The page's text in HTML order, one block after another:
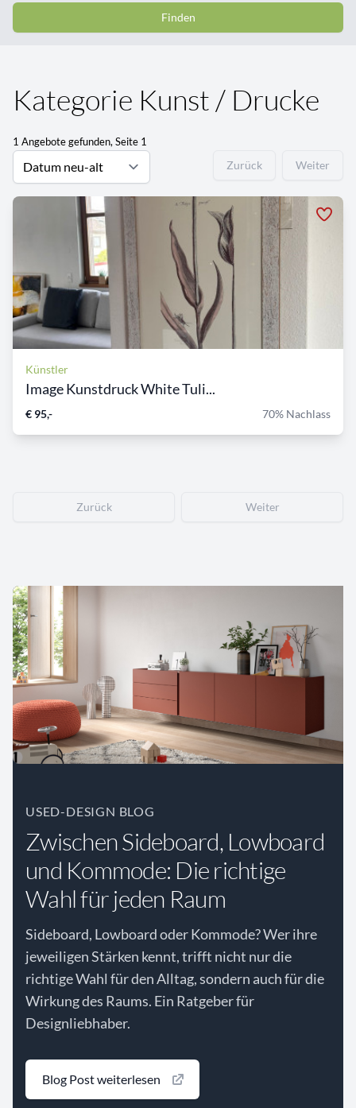
Finden
Kategorie Kunst / Drucke
1 Angebote gefunden, Seite 1
Zurück Weiter
Künstler
Image Kunstdruck White Tuli...
€ 95,- 70% Nachlass
Zurück Weiter
USED-DESIGN BLOG
Zwischen Sideboard, Lowboard
und Kommode: Die richtige
Wahl für jeden Raum
Sideboard, Lowboard oder Kommode? Wer ihre
jeweiligen Stärken kennt, trifft nicht nur die
richtige Wahl für den Alltag, sondern auch für die
Wirkung des Raums. Ein Ratgeber für
Designliebhaber.
Blog Post weiterlesen